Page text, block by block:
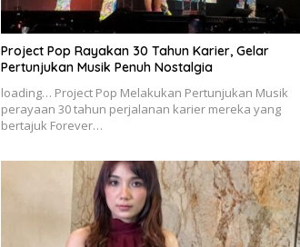
Project Pop Rayakan 30 Tahun Karier, Gelar
Pertunjukan Musik Penuh Nostalgia
loading… Project Pop Melakukan Pertunjukan Musik
perayaan 30 tahun perjalanan karier mereka yang
bertajuk Forever…